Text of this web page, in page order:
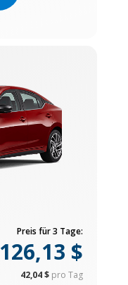
Preis für 3 Tage:
126,13 $
42,04 $ pro Tag